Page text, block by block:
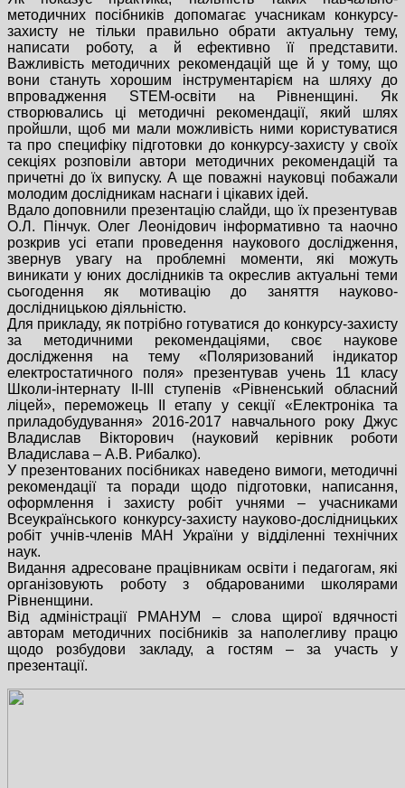
методичних посібників допомагає учасникам конкурсу-
захисту не тільки правильно обрати актуальну тему,
написати роботу, а й ефективно її представити.
Важливість методичних рекомендацій ще й у тому, що
вони стануть хорошим інструментарієм на шляху до
впровадження STEM-освіти на Рівненщині. Як
створювались ці методичні рекомендації, який шлях
пройшли, щоб ми мали можливість ними користуватися
та про специфіку підготовки до конкурсу-захисту у своїх
секціях розповіли автори методичних рекомендацій та
причетні до їх випуску. А ще поважні науковці побажали
молодим дослідникам наснаги і цікавих ідей.
Вдало доповнили презентацію слайди, що їх презентував
О.Л. Пінчук. Олег Леонідович інформативно та наочно
розкрив усі етапи проведення наукового дослідження,
звернув увагу на проблемні моменти, які можуть
виникати у юних дослідників та окреслив актуальні теми
сьогодення як мотивацію до заняття науково-
дослідницькою діяльністю.
Для прикладу, як потрібно готуватися до конкурсу-захисту
за методичними рекомендаціями, своє наукове
дослідження на тему «Поляризований індикатор
електростатичного поля» презентував учень 11 класу
Школи-інтернату ІІ-ІІІ ступенів «Рівненський обласний
ліцей», переможець ІІ етапу у секції «Електроніка та
приладобудування» 2016-2017 навчального року Джус
Владислав Вікторович (науковий керівник роботи
Владислава – А.В. Рибалко).
У презентованих посібниках наведено вимоги, методичні
рекомендації та поради щодо підготовки, написання,
оформлення і захисту робіт учнями – учасниками
Всеукраїнського конкурсу-захисту науково-дослідницьких
робіт учнів-членів МАН України у відділенні технічних
наук.
Видання адресоване працівникам освіти і педагогам, які
організовують роботу з обдарованими школярами
Рівненщини.
Від адміністрації РМАНУМ – слова щирої вдячності
авторам методичних посібників за наполегливу працю
щодо розбудови закладу, а гостям – за участь у
презентації.